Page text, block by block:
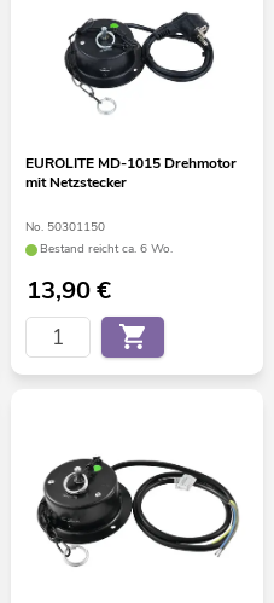
EUROLITE MD-1015 Drehmotor
mit Netzstecker
No. 50301150
Bestand reicht ca. 6 Wo.
13,90€